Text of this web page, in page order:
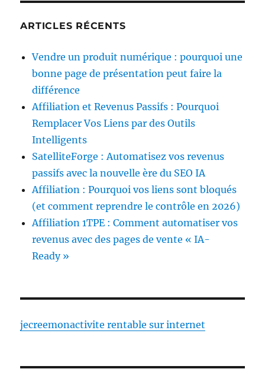
ARTICLES RÉCENTS
Vendre un produit numérique : pourquoi une
bonne page de présentation peut faire la
différence
Affiliation et Revenus Passifs : Pourquoi
Remplacer Vos Liens par des Outils
Intelligents
SatelliteForge : Automatisez vos revenus
passifs avec la nouvelle ère du SEO IA
Affiliation : Pourquoi vos liens sont bloqués
(et comment reprendre le contrôle en 2026)
Affiliation 1TPE : Comment automatiser vos
revenus avec des pages de vente « IA-
Ready »
jecreemonactivite rentable sur internet